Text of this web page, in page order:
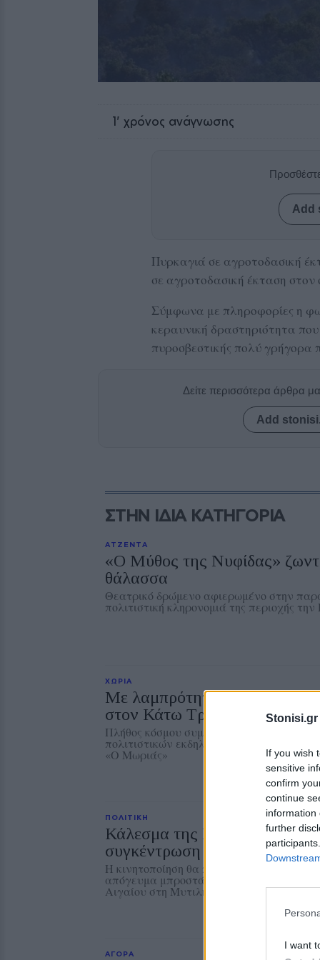
Stonisi.gr
If you wish
sensitive
confirm
continue
information
further
I want
1' χρόνος ανάγνωσης
Add
Πυρκαγιά σε αγροτοδασική
σε αγροτοδασική έκταση
Σύμφωνα με πληροφορίες η
κεραυνική δραστηριότητα
πυροσβεστικής πολύ γρήγορα
Δείτε περισσότερα άρθρα
Add
ΣΤΗΝ ΙΔΙΑ ΚΑΤΗΓΟΡΙΑ
ΑΤΖΕΝΤΑ
«Ο Μύθος της Νυφίδας»
θάλασσα
Θεατρικό δρώμενο αφιερωμένο στην
πολιτιστική κληρονομιά της περιοχής
ΧΩΡΙΑ
Με λαμπρότητα η
στον Κάτω Τρίτο
Πλήθος κόσμου συμμετείχε στο διήμερο
πολιτιστικών εκδηλώσεων του Συλλόγου
«Ο Μωριάς»
ΠΟΛΙΤΙΚΗ
Κάλεσμα της Νέας
συγκέντρωση για την
Η κινητοποίηση θα πραγματοποιηθεί την
απόγευμα μπροστά από το κτίριο της
Αιγαίου στη Μυτιλήνη
ΑΓΟΡΑ